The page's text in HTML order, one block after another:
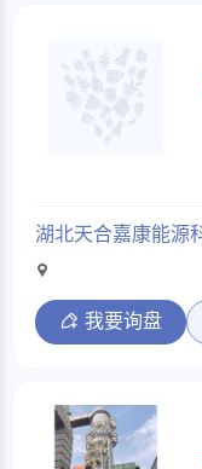
湖北天合嘉康能源
我要询盘